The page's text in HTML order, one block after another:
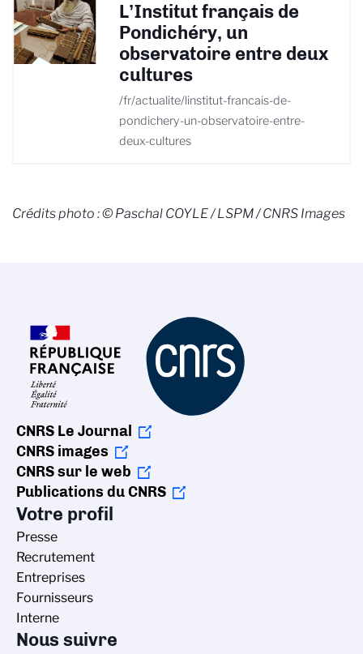
L’Institut français de
Pondichéry, un
observatoire entre deux
cultures
/fr/actualite/linstitut-francais-de-
pondichery-un-observatoire-entre-
deux-cultures
Crédits photo : © Paschal COYLE / LSPM / CNRS Images
CNRS Le Journal
CNRS images
CNRS sur le web
Publications du CNRS
Votre profil
Presse
Recrutement
Entreprises
Fournisseurs
Interne
Nous suivre